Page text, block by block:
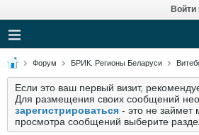
Войти
Форум БРИК. Регионы Беларуси
Если это ваш первый визит,
Для размещения своих сообщений
зарегистрироваться - это не займет
просмотра сообщений выберите